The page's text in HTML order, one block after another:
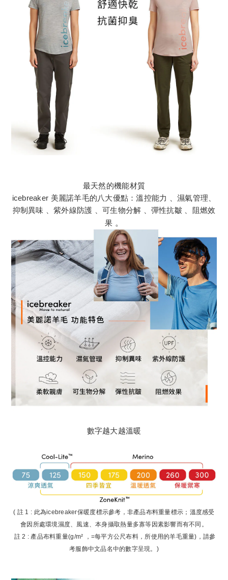
最天然的機能材質
icebreaker 美麗諾羊毛的八大優點：溫控能力 、濕氣管理、
抑制異味 、紫外線防護 、可生物分解 、彈性抗皺 、阻燃效
果 。
數字越大越溫暖
( 註 1 : 此為icebreaker保暖度標示參考，非產品布料重量標示；溫度感受
會因所處環境濕度、風速、本身攝取熱量多寡等因素影響而有不同。
註 2 : 產品布料重量(g/m² ，=每平方公尺布料，所使用的羊毛重量)，請參
考服飾中文品名中的數字呈現。)